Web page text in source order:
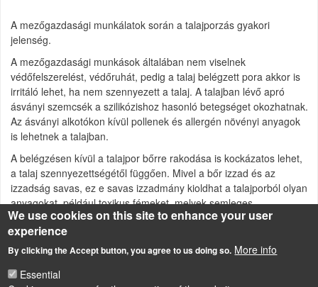
A mezőgazdasági munkálatok során a talajporzás gyakori
jelenség.
A mezőgazdasági munkások általában nem viselnek
védőfelszerelést, védőruhát, pedig a talaj belégzett pora akkor is
irritáló lehet, ha nem szennyezett a talaj. A talajban lévő apró
ásványi szemcsék a szilikózishoz hasonló betegséget okozhatnak.
Az ásványi alkotókon kívül pollenek és allergén növényi anyagok
is lehetnek a talajban.
A belégzésen kívül a talajpor bőrre rakodása is kockázatos lehet,
a talaj szennyezettségétől függően. Mivel a bőr izzad és az
izzadság savas, ez e savas izzadmány kioldhat a talajporból olyan
anyagokat, például toxikus fémeket, melyek semleges
körülmények között stabilak, tehát nem kockázatosak.
A talajban növényvédőszer-maradványok, kórokozó baktériumok
is lehetnek, a rendszeres kitettség kumulált kockázatot jelenthet.
Talajszennyezettség receptorai
We use cookies on this site to enhance your user
experience
By clicking the Accept button, you agree to us doing so. More info
Essential